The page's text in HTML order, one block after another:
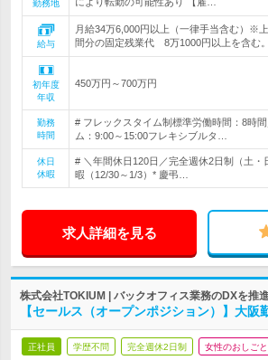
勤務地
給与
月給34万6,000円以上（一律手当含む）※
間分の固定残業代 8万1000円以上を含む
初年度
年収
450万円～700万円
勤務
時間
# フレックスタイム制標準労働時間：8時
ム：9:00～15:00フレキシブルタ…
休日
休暇
# ＼年間休日120日／完全週休2日制（土・
暇（12/30～1/3）* 慶弔…
求人詳細を見る
株式会社TOKIUM | バックオフィス業務のDXを推
【セールス（オープンポジション）】大阪
正社員 学歴不問 完全週休2日制 女性のおしご